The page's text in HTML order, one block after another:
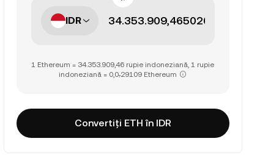
IDR
1 Ethereum = 34.353.909,46 rupie indoneziană, 1 rupie
indoneziană = 0,0₇29109 Ethereum
Convertiți ETH în IDR